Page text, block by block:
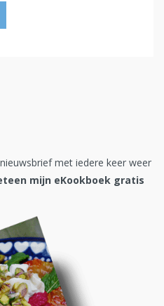
met iedere keer weer
mijn eKookboek gratis